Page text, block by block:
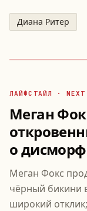
Диана Ритер
ЛАЙФСТАЙЛ · NEXT
Меган
о
Меган Фокс
чёрный бикини
широкий